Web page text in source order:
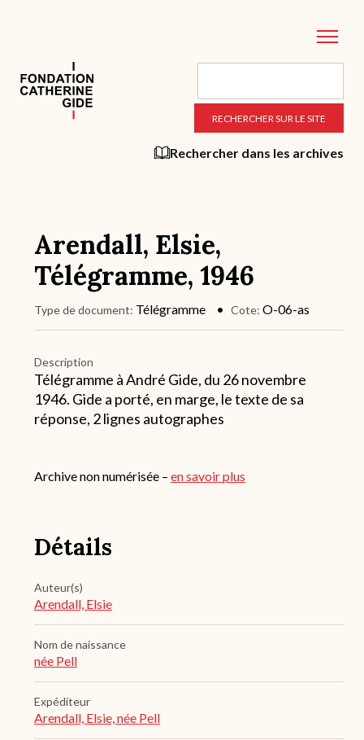
principal
Rechercher dans les archives
Arendall, Elsie,
Télégramme, 1946
Type de document Télégramme Cote O-06-as
Description
Télégramme à André Gide, du 26 novembre
1946. Gide a porté, en marge, le texte de sa
réponse, 2 lignes autographes
Archive non numérisée – en savoir plus
Détails
Auteur(s)
Arendall, Elsie
Nom de naissance
née Pell
Expéditeur
Arendall, Elsie, née Pell